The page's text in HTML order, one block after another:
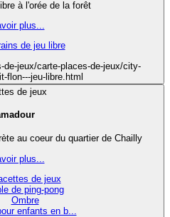
à l'orée de la forêt
plus...
de jeu libre
jeux/carte-places-de-jeux/city-
flon---jeu-libre.html
de jeux
au coeur du quartier de Chailly
plus...
de jeux
de ping-pong
Ombre
enfants en b...